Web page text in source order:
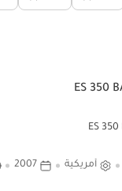
أمريكية 2007